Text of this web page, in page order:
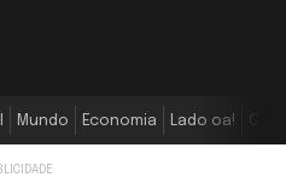
Mundo Economia Lado oa!